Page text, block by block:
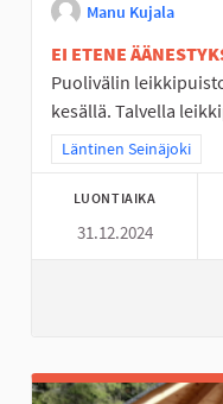
Manu Kujala
EI ETENE
Puolivälin
kesällä. Talvella
Rajaa tulokset teeman
Läntinen Seinäjoki
LUONTIAIKA
31.12.2024